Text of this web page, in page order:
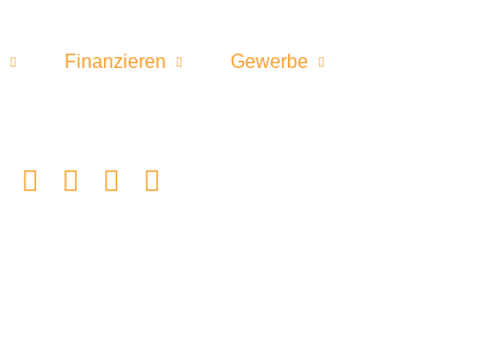
Finanzieren Gewerbe